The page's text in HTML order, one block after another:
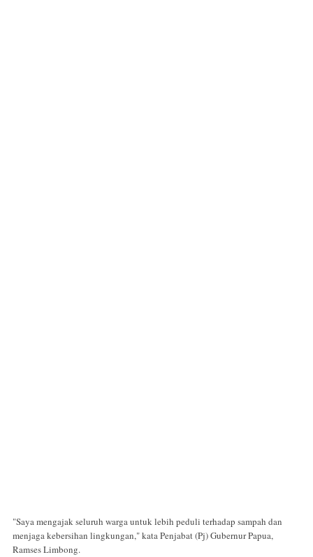
"Saya mengajak seluruh warga untuk lebih peduli terhadap sampah dan
menjaga kebersihan lingkungan," kata Penjabat (Pj) Gubernur Papua,
Ramses Limbong.